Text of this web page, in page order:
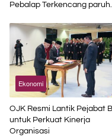
Pebalap Terkencang paruh
Ekonomi
OJK Resmi Lantik Pejabat
untuk Perkuat Kinerja
Organisasi